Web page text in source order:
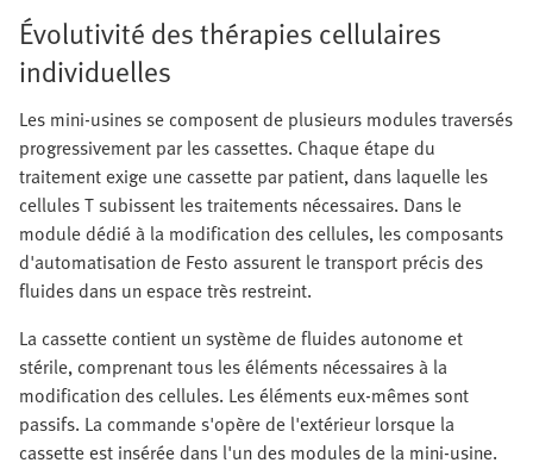
Évolutivité des thérapies cellulaires
individuelles
Les mini-usines se composent de plusieurs modules traversés
progressivement par les cassettes. Chaque étape du
traitement exige une cassette par patient, dans laquelle les
cellules T subissent les traitements nécessaires. Dans le
module dédié à la modification des cellules, les composants
d'automatisation de Festo assurent le transport précis des
fluides dans un espace très restreint.
La cassette contient un système de fluides autonome et
stérile, comprenant tous les éléments nécessaires à la
modification des cellules. Les éléments eux-mêmes sont
passifs. La commande s'opère de l'extérieur lorsque la
cassette est insérée dans l'un des modules de la mini-usine.